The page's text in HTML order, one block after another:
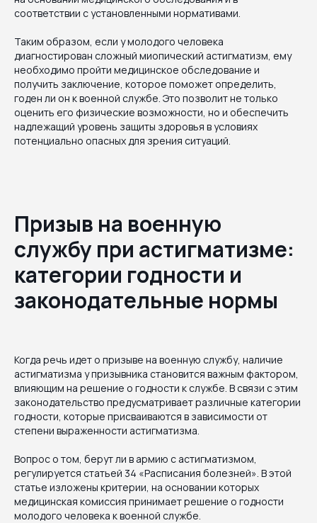
соответствии с установленными нормативами.
Таким образом, если у молодого человека
диагностирован сложный миопический астигматизм, ему
необходимо пройти медицинское обследование и
получить заключение, которое поможет определить,
годен ли он к военной службе. Это позволит не только
оценить его физические возможности, но и обеспечить
надлежащий уровень защиты здоровья в условиях
потенциально опасных для зрения ситуаций.
Призыв на военную
службу при астигматизме:
категории годности и
законодательные нормы
Когда речь идет о призыве на военную службу, наличие
астигматизма у призывника становится важным фактором,
влияющим на решение о годности к службе. В связи с этим
законодательство предусматривает различные категории
годности, которые присваиваются в зависимости от
степени выраженности астигматизма.
Вопрос о том, берут ли в армию с астигматизмом,
регулируется статьей 34 «Расписания болезней». В этой
статье изложены критерии, на основании которых
медицинская комиссия принимает решение о годности
молодого человека к военной службе.